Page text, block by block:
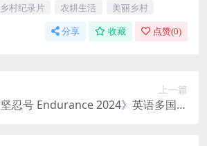
乡村纪录片 农耕生活 美丽乡村
分享 收藏 点赞(0)
上一篇
忍号 Endurance 2024》英语多国字